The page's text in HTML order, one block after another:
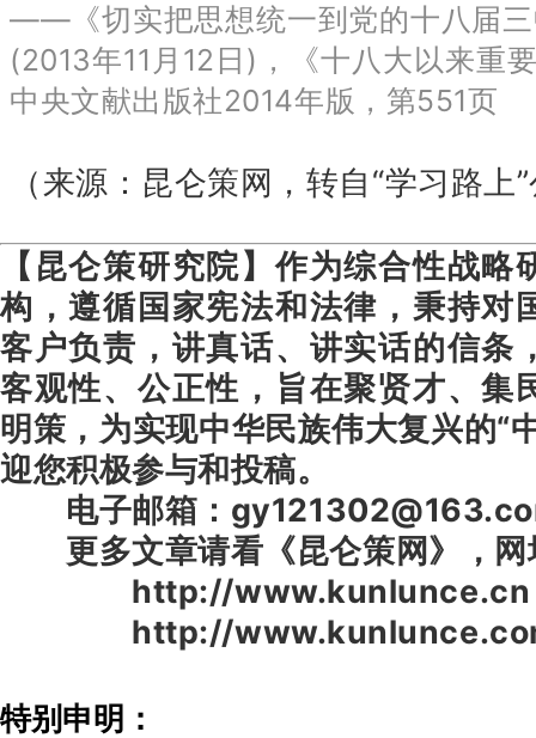
——《切实把思想统一到党的十八届
(2013年11月12日)，《十八大以来重
中央文献出版社2014年版，第551页
（来源：昆仑策网，转自“学习路上
【昆仑策研究院】作为综合性战略
构，遵循国家宪法和法律，秉持对
客户负责，讲真话、讲实话的信条
客观性、公正性，旨在聚贤才、集
明策，为实现中华民族伟大复兴的“
迎您积极参与和投稿。
电子邮箱：
更多文章请看《昆仑策网》，网
http://www.kunlunce.cn
http://
特别申明：